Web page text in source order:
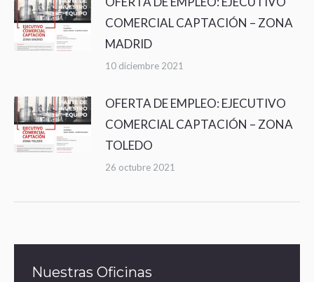
COMERCIAL CAPTACIÓN – ZONA
MADRID
10 diciembre 2021
OFERTA DE EMPLEO: EJECUTIVO
COMERCIAL CAPTACIÓN – ZONA
TOLEDO
26 octubre 2021
Nuestras Oficinas